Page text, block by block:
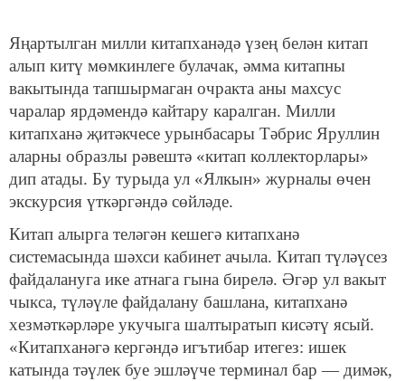
Яңартылган милли китапханәдә үзең белән китап
алып китү мөмкинлеге булачак, әмма китапны
вакытында тапшырмаган очракта аны махсус
чаралар ярдәмендә кайтару каралган. Милли
китапханә җитәкчесе урынбасары Тәбрис Яруллин
аларны образлы рәвештә «китап коллекторлары»
дип атады. Бу турыда ул «Ялкын» журналы өчен
экскурсия үткәргәндә сөйләде.
Китап алырга теләгән кешегә китапханә
системасында шәхси кабинет ачыла. Китап түләүсез
файдалануга ике атнага гына бирелә. Әгәр ул вакыт
чыкса, түләүле файдалану башлана, китапханә
хезмәткәрләре укучыга шалтыратып кисәтү ясый.
«Китапханәгә кергәндә игътибар итегез: ишек
катында тәүлек буе эшләүче терминал бар — димәк,